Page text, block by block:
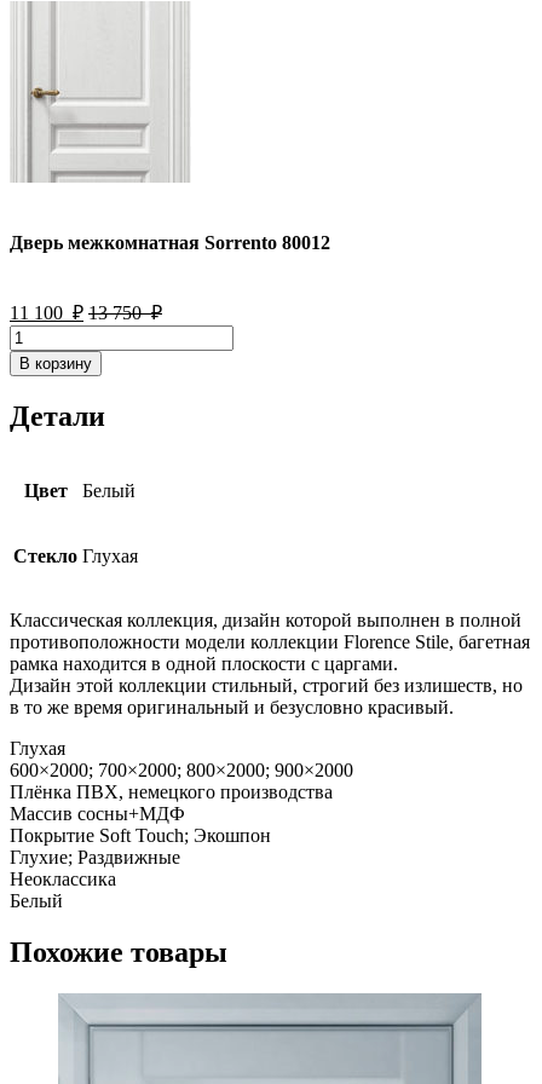
Дверь межкомнатная Sorrento 80012
11 100 ₽ 13 750 ₽
Количество
товара
Дверь
Sorrento
В корзину
Детали
Цвет Белый
Стекло Глухая
Классическая коллекция, дизайн которой выполнен в полной
противоположности модели коллекции Florence Stile, багетная
рамка находится в одной плоскости с царгами.
Дизайн этой коллекции стильный, строгий без излишеств, но
в то же время оригинальный и безусловно красивый.
Глухая
600×2000; 700×2000; 800×2000; 900×2000
Плёнка ПВХ, немецкого производства
Массив сосны+МДФ
Покрытие Soft Touch; Экошпон
Глухие; Раздвижные
Неоклассика
Белый
Похожие товары